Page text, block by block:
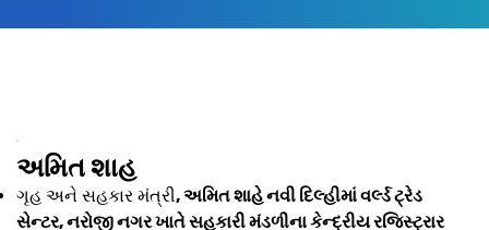
અમિત શાહ
ગૃહ અને સહકાર મંત્રી, અમિત શાહે નવી દિલ્હીમાં વર્લ્ડ ટ્રેડ
સેન્ટર, નરોજી નગર ખાતે સહકારી મંડળીના કેન્દ્રીય રજિસ્ટ્રાર